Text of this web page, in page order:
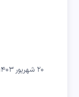
۲۰ شهریور ۱۴۰۳